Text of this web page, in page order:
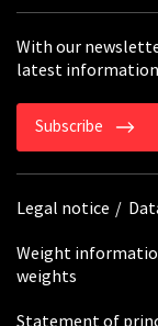
With our
latest information
Subscribe
Legal notice
Weight
weights
Statement of